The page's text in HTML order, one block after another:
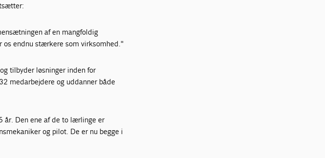
af en mangfoldig
os endnu stærkere som virksomhed."
tilbyder løsninger inden for
medarbejdere og uddanner både
år. Den ene af de to lærlinge er
og pilot. De er nu begge i